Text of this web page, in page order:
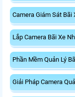
Camera Giám Sát Bãi
Lắp Camera Bãi Xe
Phần Mềm Quản Lý
Giải Pháp Camera